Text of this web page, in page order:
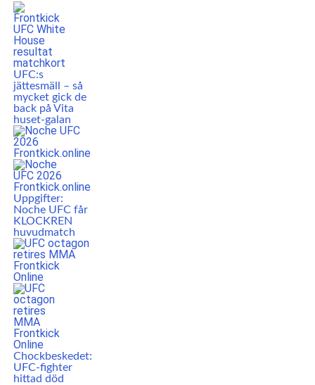
UFC:s
jättesmäll – så
mycket gick de
back på Vita
huset-galan
Uppgifter:
Noche UFC får
KLOCKREN
huvudmatch
Chockbeskedet:
UFC-fighter
hittad död